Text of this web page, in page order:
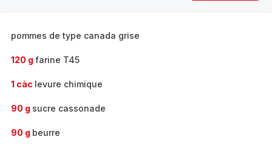
pommes de type canada grise
120 g farine T45
1 càc levure chimique
90 g sucre cassonade
90 g beurre